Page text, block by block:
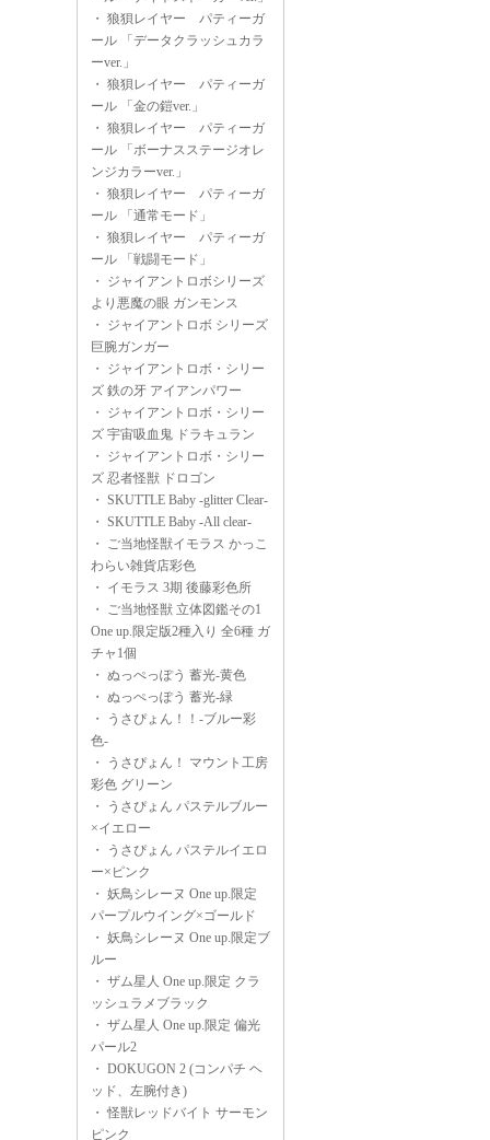
・ 狼狽レイヤー パティーガ
ール 「データクラッシュカラ
ーver.」
・ 狼狽レイヤー パティーガ
ール 「金の鎧ver.」
・ 狼狽レイヤー パティーガ
ール 「ボーナスステージオレ
ンジカラーver.」
・ 狼狽レイヤー パティーガ
ール 「通常モード」
・ 狼狽レイヤー パティーガ
ール 「戦闘モード」
・ ジャイアントロボシリーズ
より悪魔の眼 ガンモンス
・ ジャイアントロボ シリーズ
巨腕ガンガー
・ ジャイアントロボ・シリー
ズ 鉄の牙 アイアンパワー
・ ジャイアントロボ・シリー
ズ 宇宙吸血鬼 ドラキュラン
・ ジャイアントロボ・シリー
ズ 忍者怪獣 ドロゴン
・ SKUTTLE Baby -glitter Clear-
・ SKUTTLE Baby -All clear-
・ ご当地怪獣イモラス かっこ
わらい雑貨店彩色
・ イモラス 3期 後藤彩色所
・ ご当地怪獣 立体図鑑その1
One up.限定版2種入り 全6種 ガ
チャ1個
・ ぬっぺっぽう 蓄光-黄色
・ ぬっぺっぽう 蓄光-緑
・
うさぴょん！！-ブルー彩
色-
・
うさぴょん！ マウント工房
彩色 グリーン
・
うさぴょん パステルブルー
×イエロー
・
うさぴょん パステルイエロ
ー×ピンク
・ 妖鳥シレーヌ One up.限定
パープルウイング×ゴールド
・ 妖鳥シレーヌ One up.限定ブ
ルー
・ ザム星人 One up.限定 クラ
ッシュラメブラック
・ ザム星人 One up.限定 偏光
パール2
・ DOKUGON 2 (コンパチ ヘ
ッド、左腕付き)
・怪獣レッドバイト サーモン
ピンク